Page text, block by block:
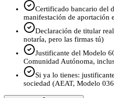
Certificado bancario del
manifestación de aportación
Declaración de titular
notaría, pero las firmas tú)
Justificante del Modelo
Comunidad Autónoma,
Si ya lo tienes:
sociedad (AEAT, Modelo